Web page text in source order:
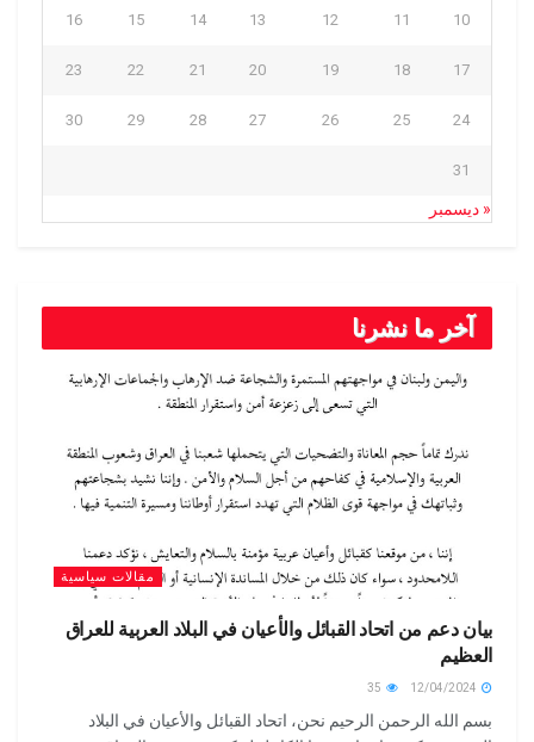
10
11
12
13
14
15
16
17
18
19
20
21
22
23
24
25
26
27
28
29
30
31
« ديسمبر
آخر ما نشرنا
مقالات سياسية
بيان دعم من اتحاد القبائل والأعيان في البلاد العربية للعراق
العظيم
بسم الله الرحمن الرحيم نحن، اتحاد القبائل والأعيان في البلاد